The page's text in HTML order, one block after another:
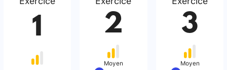
1 2
Moyen
3
Moyen